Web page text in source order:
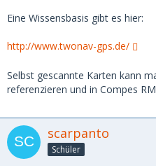
Eine Wissensbasis gibt es hier:
http://www.twonav-gps.de/
Selbst gescannte Karten kann
referenzieren und in Compes
scarpanto
Schüler